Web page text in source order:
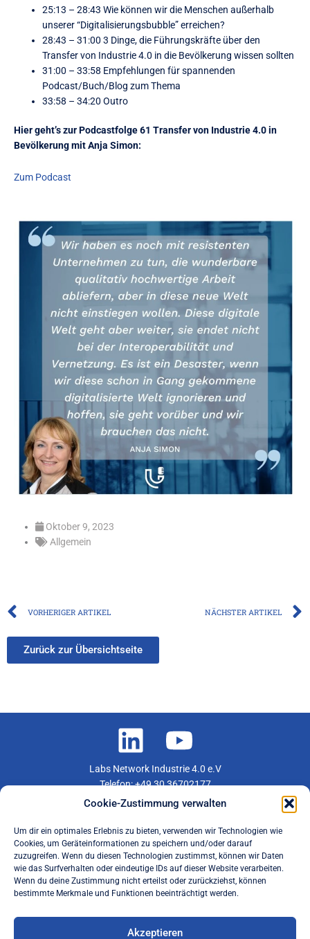
Cookie-Zustimmung verwalten
Um dir ein optimales Erlebnis zu bieten, verwenden wir Technologien wie
Cookies, um Geräteinformationen zu speichern und/oder darauf
zuzugreifen. Wenn du diesen Technologien zustimmst, können wir Daten
wie das Surfverhalten oder eindeutige IDs auf dieser Website verarbeiten.
Wenn du deine Zustimmung nicht erteilst oder zurückziehst, können
bestimmte Merkmale und Funktionen beeinträchtigt werden.
Akzeptieren
25:13 – 28:43 Wie können wir die Menschen außerhalb
unserer “Digitalisierungsbubble” erreichen?
28:43 – 31:00 3 Dinge, die Führungskräfte über den
Transfer von Industrie 4.0 in die Bevölkerung wissen sollten
31:00 – 33:58 Empfehlungen für spannenden
Podcast/Buch/Blog zum Thema
33:58 – 34:20 Outro
Hier geht’s zur Podcastfolge 61 Transfer von Industrie 4.0 in
Bevölkerung mit Anja Simon:
Zum Podcast
Oktober 9, 2023
Allgemein
Prev
VORHERIGER ARTIKEL NÄCHSTER ARTIKEL
Zurück zur Übersichtseite
Labs Network Industrie 4.0 e.V
Telefon: +49 30 36702177
E-Mail: info@lni40.de
Newsletteranmeldung
Vereinssatzung
Beitragsordnung